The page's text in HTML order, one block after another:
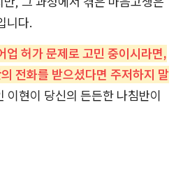
니다.
업 허가 문제로 고민 중이시라면,
전화를 받으셨다면 주저하지 말
이현이 당신의 든든한 나침반이